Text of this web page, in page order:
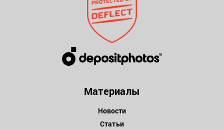
Материалы
Новости
Статьи